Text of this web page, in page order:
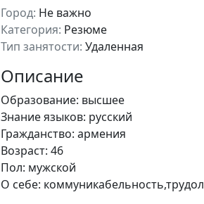
Город: Не важно
Категория: Резюме
Тип занятости: Удаленная
Описание
Образование: высшее
Знание языков: русский
Гражданство: армения
Возраст: 46
Пол: мужской
О себе: